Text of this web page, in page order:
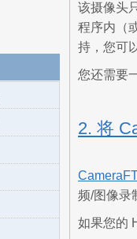
该摄像头
程序内（
持，您可
您还需要
2. 将
频/图像录
如果您的